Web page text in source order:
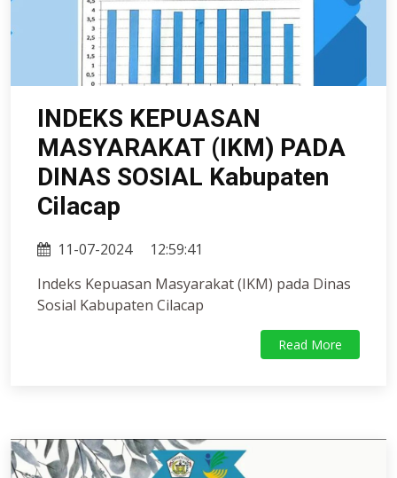
INDEKS KEPUASAN
MASYARAKAT (IKM) PADA
DINAS SOSIAL Kabupaten
Cilacap
11-07-2024
12:59:41
Indeks Kepuasan Masyarakat (IKM) pada Dinas
Sosial Kabupaten Cilacap
Read More